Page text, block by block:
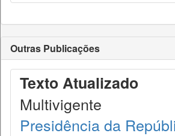
Outras Publicações
Texto Atualizado
Multivigente
Presidência da